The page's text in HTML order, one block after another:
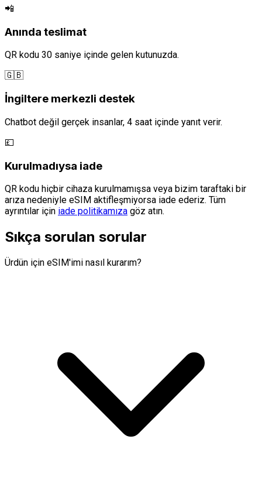
📲
Anında teslimat
QR kodu 30 saniye içinde gelen kutunuzda.
🇬🇧
İngiltere merkezli destek
Chatbot değil gerçek insanlar, 4 saat içinde yanıt verir.
💷
Kurulmadıysa iade
QR kodu hiçbir cihaza kurulmamışsa veya bizim taraftaki bir
arıza nedeniyle eSIM aktifleşmiyorsa iade ederiz. Tüm
ayrıntılar için iade politikamıza göz atın.
Sıkça sorulan sorular
Ürdün için eSIM'imi nasıl kurarım?